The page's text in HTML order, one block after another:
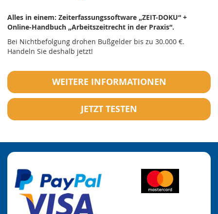
Alles in einem: Zeiterfassungssoftware „ZEIT-DOKU“ +
Online-Handbuch „Arbeitszeitrecht in der Praxis“.
Bei Nichtbefolgung drohen Bußgelder bis zu 30.000 €.
Handeln Sie deshalb jetzt!
WEITERE INFORMATIONEN
JETZT TESTEN